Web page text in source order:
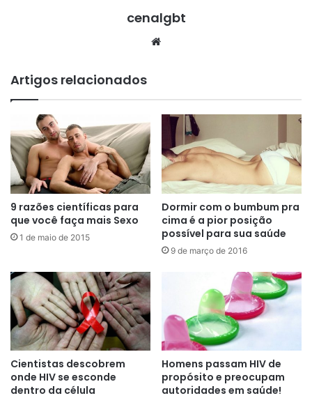
cenalgbt
Artigos relacionados
9 razões científicas para
que você faça mais Sexo
1 de maio de 2015
Dormir com o bumbum pra
cima é a pior posição
possível para sua saúde
9 de março de 2016
Cientistas descobrem
onde HIV se esconde
dentro da célula
Homens passam HIV de
propósito e preocupam
autoridades em saúde!